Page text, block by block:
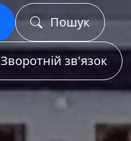
Пошук
Зворотній зв'язок